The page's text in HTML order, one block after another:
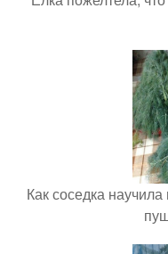
Как соседка